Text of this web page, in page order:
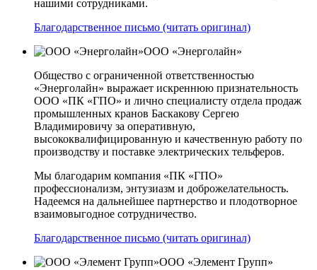
нашими сотрудниками.
Благодарственное письмо (читать оригинал)
ООО «Энерголайн»
Общество с ограниченной ответственностью
«Энерголайн» выражает искреннюю признательность
ООО «ПК «ГПО» и лично специалисту отдела продаж
промышленных кранов Баскакову Сергею
Владимировичу за оперативную,
высококвалифицированную и качественную работу по
производству и поставке электрических тельферов.
Мы благодарим компания «ПК «ГПО»
профессионализм, энтузиазм и доброжелательность.
Надеемся на дальнейшее партнерство и плодотворное
взаимовыгодное сотрудничество.
Благодарственное письмо (читать оригинал)
ООО «Элемент Групп»